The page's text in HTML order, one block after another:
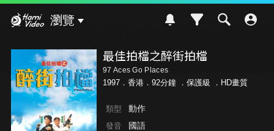
瀏覽
最佳拍檔之醉街拍檔
97 Aces Go Places
1997．香港．92分鐘 ． 保護級 ．HD畫質
類型 動作
發音 國語